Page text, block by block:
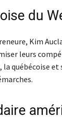
du
Kim
leurs
québécoise